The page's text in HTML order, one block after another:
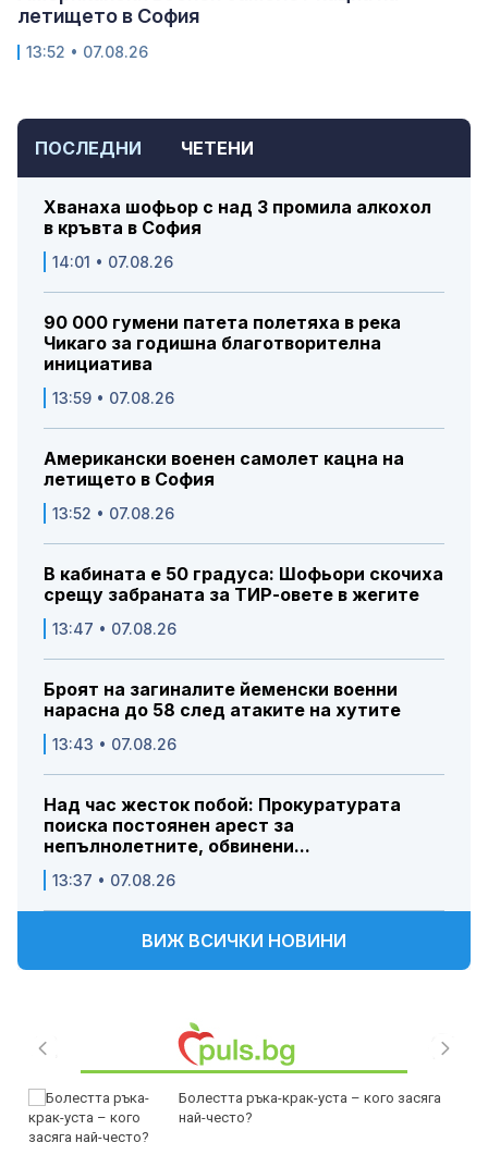
ПОСЛЕДНИ ЧЕТЕНИ
Хванаха шофьор с над 3 промила алкохол
в кръвта в София
14:01 • 07.08.26
90 000 гумени патета полетяха в река
Чикаго за годишна благотворителна
инициатива
13:59 • 07.08.26
Американски военен самолет кацна на
летището в София
13:52 • 07.08.26
В кабината е 50 градуса: Шофьори скочиха
срещу забраната за ТИР-овете в жегите
13:47 • 07.08.26
Броят на загиналите йеменски военни
нарасна до 58 след атаките на хутите
13:43 • 07.08.26
Над час жесток побой: Прокуратурата
поиска постоянен арест за
непълнолетните, обвинени...
13:37 • 07.08.26
ВИЖ ВСИЧКИ НОВИНИ
Болестта ръка-крак-уста – кого засяга
най-често?
летището в София
13:52 • 07.08.26